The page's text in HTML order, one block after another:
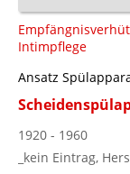
Intimpflege
Ansatz
1920 - 1960
_kein Eintrag,